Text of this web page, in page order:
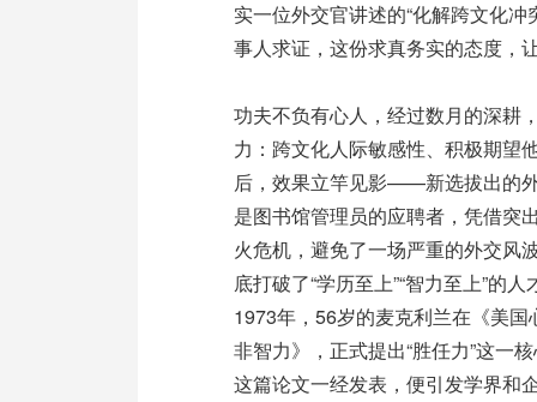
实一位外交官讲述的“化解跨文化
事人求证，这份求真务实的态度，
功夫不负有心人，经过数月的深耕
力：跨文化人际敏感性、积极期望
后，效果立竿见影——新选拔出的
是图书馆管理员的应聘者，凭借突
火危机，避免了一场严重的外交风
底打破了“学历至上”“智力至上”的
1973年，56岁的麦克利兰在《美
非智力》，正式提出“胜任力”这一
这篇论文一经发表，便引发学界和